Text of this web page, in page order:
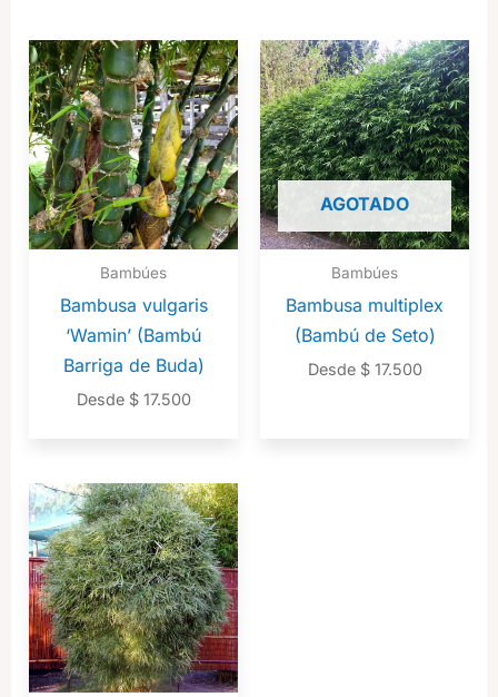
Bambúes
Bambusa vulgaris
‘Wamin’ (Bambú
Barriga de Buda)
Desde $17.500
AGOTADO
Bambúes
Bambusa multiplex
(Bambú de Seto)
Desde $17.500